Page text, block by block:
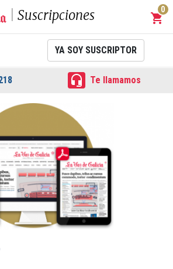
Suscripciones shopping_cart
0
YA SOY SUSCRIPTOR
 Te llamamos